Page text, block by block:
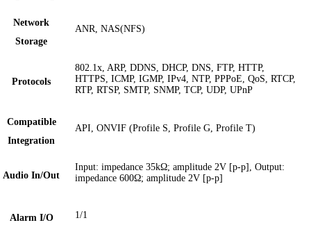
Network
Storage
ANR, NAS(NFS)
Protocols
802.1x, ARP, DDNS, DHCP, DNS, FTP, HTTP,
HTTPS, ICMP, IGMP, IPv4, NTP, PPPoE, QoS, RTCP,
RTP, RTSP, SMTP, SNMP, TCP, UDP, UPnP
Compatible
Integration
API, ONVIF (Profile S, Profile G, Profile T)
Audio In/Out
Input: impedance 35kΩ; amplitude 2V [p-p], Output:
impedance 600Ω; amplitude 2V [p-p]
Alarm I/O 1/1